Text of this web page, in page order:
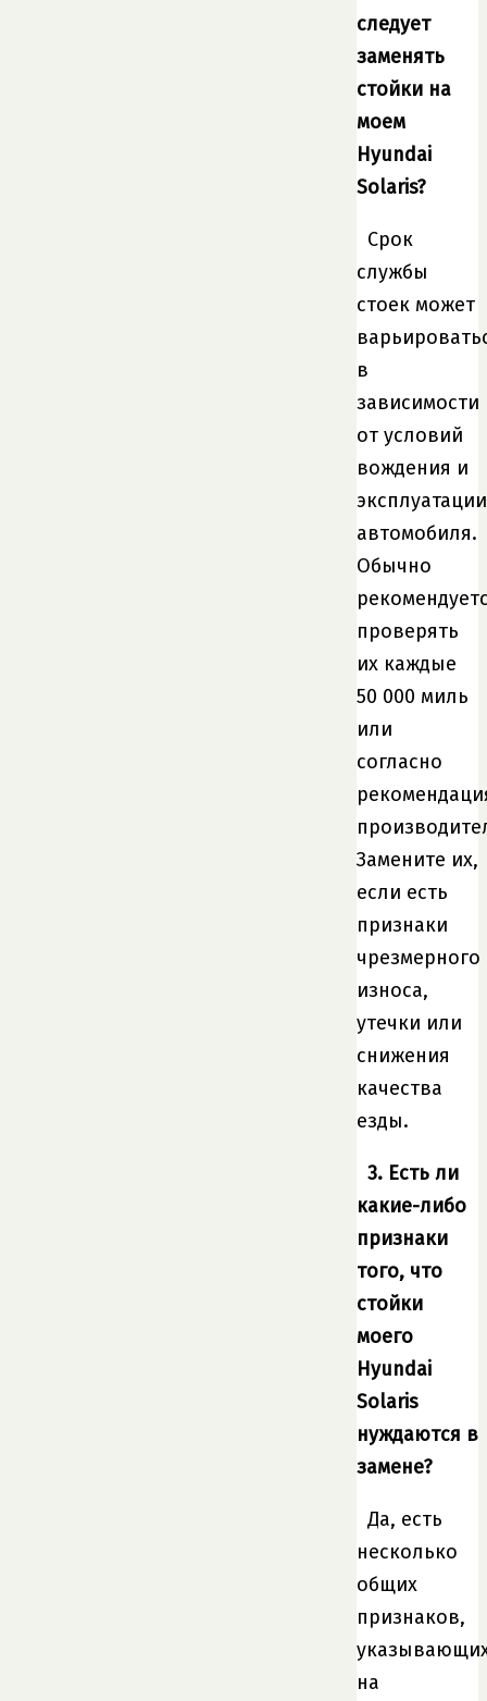
следует
заменять
стойки на
моем
Hyundai
Solaris?
Срок
службы
стоек может
в
зависимости
от условий
вождения и
эксплуатации
автомобиля.
Обычно
проверять
их каждые
50 000 миль
или
согласно
Замените их,
если есть
признаки
чрезмерного
износа,
утечки или
снижения
качества
езды.
3. Есть ли
какие-либо
признаки
того, что
стойки
моего
Hyundai
Solaris
нуждаются в
замене?
Да, есть
несколько
общих
признаков,
на